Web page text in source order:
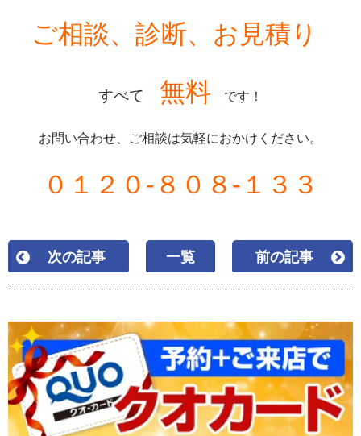
ご相談、診断、お見積り
すべて 無料 です！
お問い合わせ、ご相談は気軽におかけください。
０１２０-８０８-１３３
次の記事 一覧 前の記事